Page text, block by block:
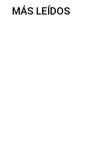
MÁS LEÍDOS